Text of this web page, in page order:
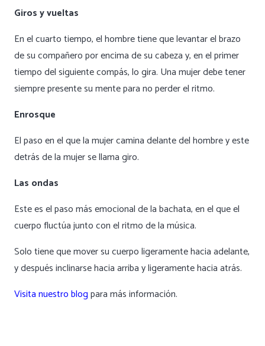
Giros y vueltas
En el cuarto tiempo, el hombre tiene que levantar el brazo
de su compañero por encima de su cabeza y, en el primer
tiempo del siguiente compás, lo gira. Una mujer debe tener
siempre presente su mente para no perder el ritmo.
Enrosque
El paso en el que la mujer camina delante del hombre y este
detrás de la mujer se llama giro.
Las ondas
Este es el paso más emocional de la bachata, en el que el
cuerpo fluctúa junto con el ritmo de la música.
Solo tiene que mover su cuerpo ligeramente hacia adelante,
y después inclinarse hacia arriba y ligeramente hacia atrás.
Visita nuestro blogpara más información.